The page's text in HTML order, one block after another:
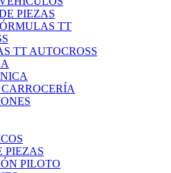
PIEZAS
TT
TT AUTOCROSS
PIEZAS
PILOTO